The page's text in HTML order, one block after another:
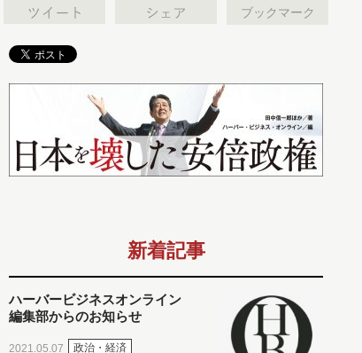
ブックマーク
新着記事
ハーバービジネスオンライン
編集部からのお知らせ
2021.05.07 政治・経済